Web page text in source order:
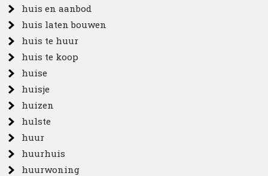
huis en aanbod
huis laten bouwen
huis te huur
huis te koop
huise
huisje
huizen
hulste
huur
huurhuis
huurwoning